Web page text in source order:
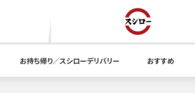
お持ち帰り／スシローデリバリー おすすめ